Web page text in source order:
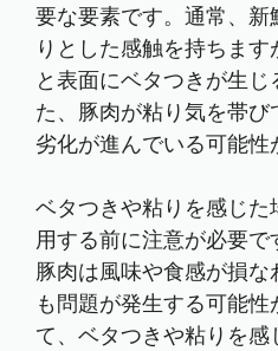
要な要素です。通常、新
りとした感触を持ちます
と表面にベタつきが生
た、豚肉が粘り気を帯
劣化が進んでいる可能性
ベタつきや粘りを感じ
用する前に注意が必要
豚肉は風味や食感が損
も問題が発生する可能
て、ベタつきや粘りを